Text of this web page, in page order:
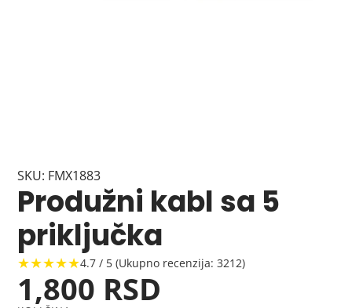
SKU: FMX1883
Produžni kabl sa 5
priključka
★★★★★4.7 / 5 (Ukupno recenzija: 3212)
1,800 RSD